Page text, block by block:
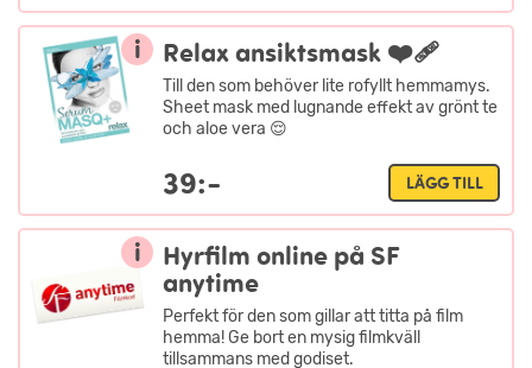
Allergiinfo
i Relax ansiktsmask ❤️‍🩹
Till den som behöver lite rofyllt hemmamys.
Sheet mask med lugnande effekt av grönt te
och aloe vera 😌
39:- LÄGG TILL
i
Hyrfilm online på SF
anytime
Perfekt för den som gillar att titta på film
hemma! Ge bort en mysig filmkväll
tillsammans med godiset.